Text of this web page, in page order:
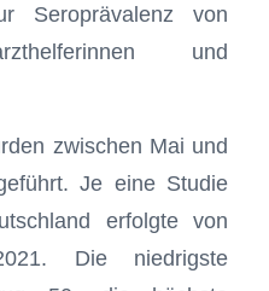
Seroprävalenz von
und
zwischen Mai und
Je eine Studie
erfolgte von
Die niedrigste